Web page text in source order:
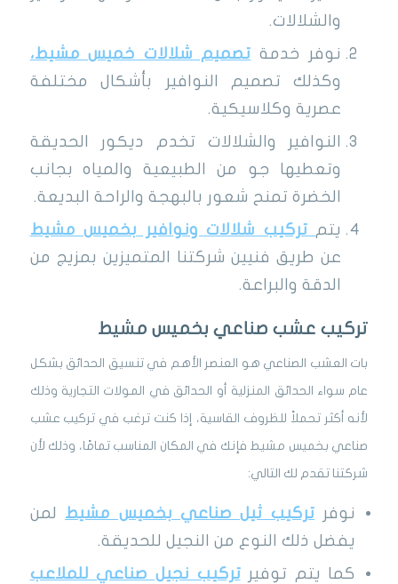
والشلالات.
نوفر خدمة تصميم شلالات خميس مشيط،
وكذلك تصميم النوافير بأشكال مختلفة
عصرية وكلاسيكية.
النوافير والشلالات تخدم ديكور الحديقة
وتعطيها جو من الطبيعية والمياه بجانب
الخضرة تمنح شعور بالبهجة والراحة البديعة.
يتم تركيب شلالات ونوافير بخميس مشيط
عن طريق فنيين شركتنا المتميزين بمزيج من
الدقة والبراعة.
تركيب عشب صناعي بخميس مشيط
بات العشب الصناعي هو العنصر الأهم في تنسيق الحدائق بشكل
عام سواء الحدائق المنزلية أو الحدائق في المولات التجارية وذلك
لأنه أكثر تحملاً للظروف القاسية، إذا كنت ترغب في تركيب عشب
صناعي بخميس مشيط فإنك في المكان المناسب تمامًا، وذلك لأن
شركتنا تقدم لك التالي:
نوفرتركيب ثيل صناعي بخميس مشيط لمن
يفضل ذلك النوع من النجيل للحديقة.
كما يتم توفيرتركيب نجيل صناعي للملاعب